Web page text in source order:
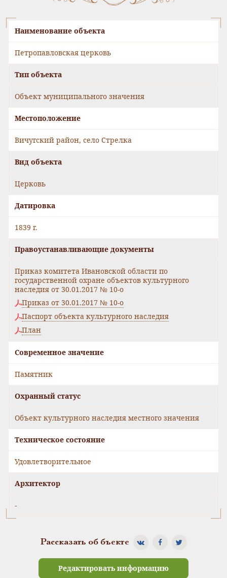
Наименование объекта
Петропавловская церковь
Тип объекта
Объект муниципального значения
Местоположение
Вичугский район, село Стрелка
Вид объекта
Церковь
Датировка
1839 г.
Правоустанавливающие документы
Приказ комитета Ивановской области по
государственной охране объектов культурного
наследия от 30.01.2017 № 10-о
Приказ от 30.01.2017 № 10-о
Паспорт объекта культурного наследия
План
Современное значение
Памятник
Охранный статус
Объект культурного наследия местного значения
Техническое состояние
Удовлетворительное
Архитектор
-
Рассказать об бъекте
Редактировать информацию